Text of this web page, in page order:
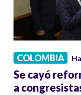
COLOMBIA
Se cayó
a